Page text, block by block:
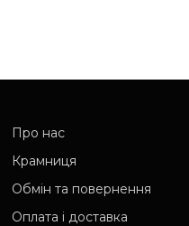
Про нас
Крамниця
Обмін та повернення
Оплата і доставка